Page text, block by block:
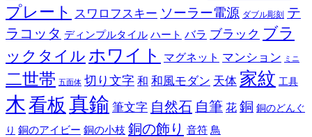
プレート スワロフスキー ソーラー電源 ダブル彫刻 テ
ラコッタ ディンプルタイル ハート バラ ブラック ブラ
ックタイル ホワイト マグネット マンション ミニ
二世帯 五面体 切り文字 和 和風モダン 天体 家紋 工具
木看板 真鍮 筆文字 自然石 自筆 花 銅 銅のどんぐ
り 銅のアイビー 銅の小枝 銅の飾り 音符 鳥